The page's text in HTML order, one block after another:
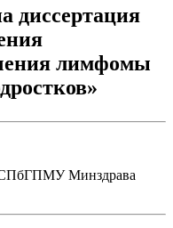
диссертация
лимфомы
Минздрава